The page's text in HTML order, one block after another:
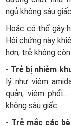
ngủ không sâu
Hoặc có thể gây
Hội chứng này
hơn, trẻ không
- Trẻ bị nhiễm
lý như viêm
quản, viêm
không sâu giấc.
- Trẻ mắc các